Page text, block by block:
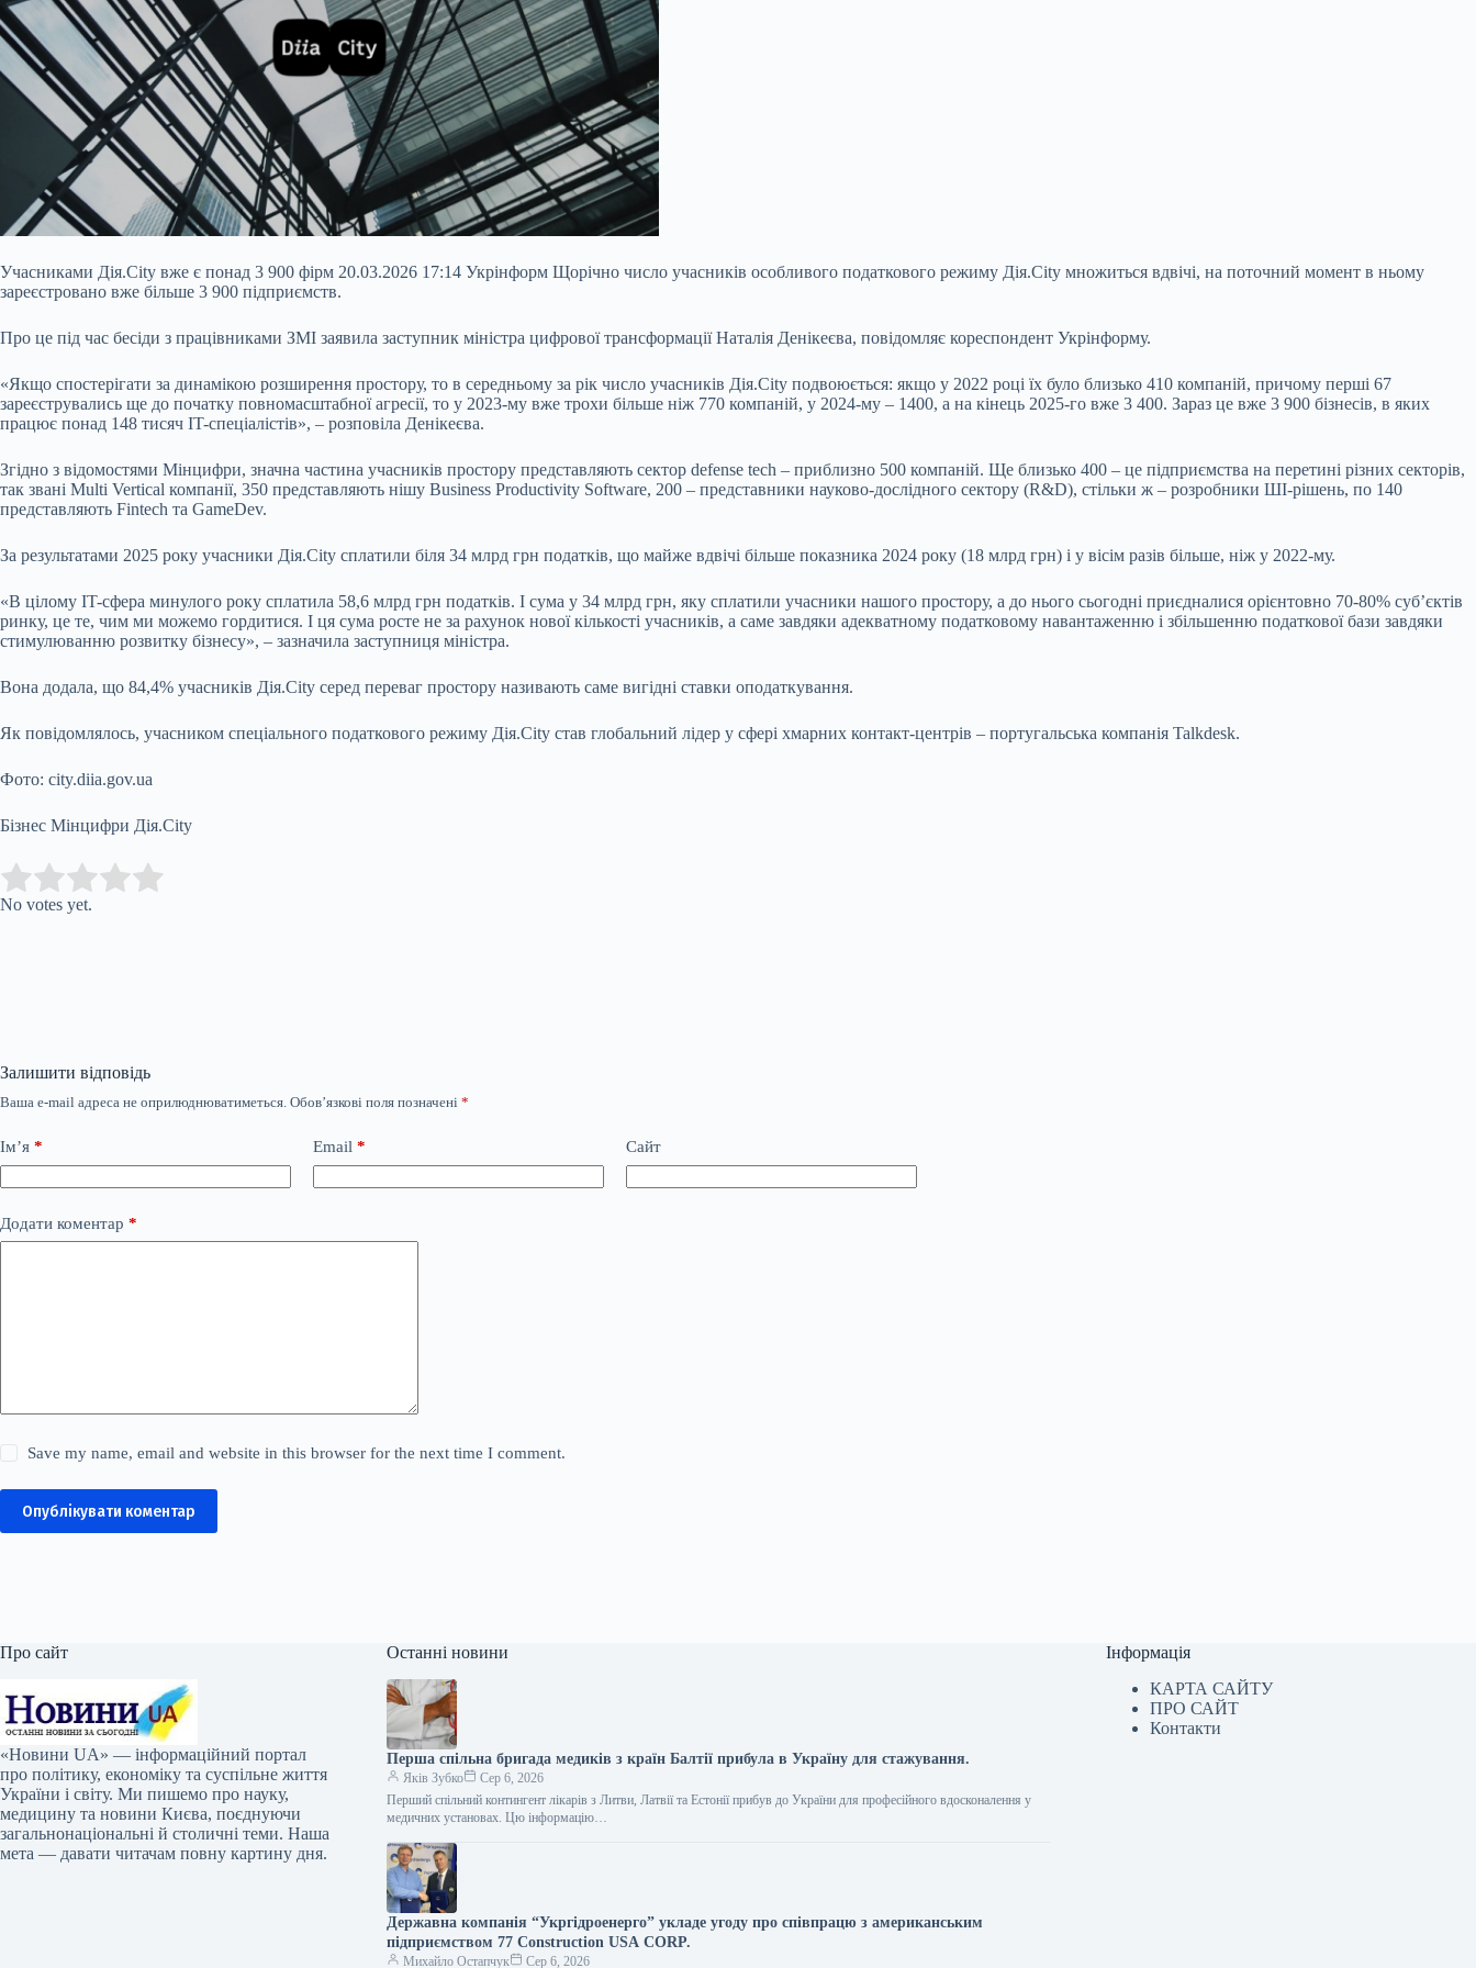
Учасниками Дія.City вже є понад 3 900 фірм 20.03.2026 17:14 Укрінформ Щорічно число учасників особливого податкового режиму Дія.City множиться вдвічі, на поточний момент в ньому
зареєстровано вже більше 3 900 підприємств.
Про це під час бесіди з працівниками ЗМІ заявила заступник міністра цифрової трансформації Наталія Денікеєва, повідомляє кореспондент Укрінформу.
«Якщо спостерігати за динамікою розширення простору, то в середньому за рік число учасників Дія.City подвоюється: якщо у 2022 році їх було близько 410 компаній, причому перші 67
зареєструвались ще до початку повномасштабної агресії, то у 2023-му вже трохи більше ніж 770 компаній, у 2024-му – 1400, а на кінець 2025-го вже 3 400. Зараз це вже 3 900 бізнесів, в яких
працює понад 148 тисяч IT-спеціалістів», – розповіла Денікеєва.
Згідно з відомостями Мінцифри, значна частина учасників простору представляють сектор defense tech – приблизно 500 компаній. Ще близько 400 – це підприємства на перетині різних секторів,
так звані Multi Vertical компанії, 350 представляють нішу Business Productivity Software, 200 – представники науково-дослідного сектору (R&D), стільки ж – розробники ШІ-рішень, по 140
представляють Fintech та GameDev.
За результатами 2025 року учасники Дія.City сплатили біля 34 млрд грн податків, що майже вдвічі більше показника 2024 року (18 млрд грн) і у вісім разів більше, ніж у 2022-му.
«В цілому IT-сфера минулого року сплатила 58,6 млрд грн податків. І сума у 34 млрд грн, яку сплатили учасники нашого простору, а до нього сьогодні приєдналися орієнтовно 70-80% суб’єктів
ринку, це те, чим ми можемо гордитися. І ця сума росте не за рахунок нової кількості учасників, а саме завдяки адекватному податковому навантаженню і збільшенню податкової бази завдяки
стимулюванню розвитку бізнесу», – зазначила заступниця міністра.
Вона додала, що 84,4% учасників Дія.City серед переваг простору називають саме вигідні ставки оподаткування.
Як повідомлялось, учасником спеціального податкового режиму Дія.City став глобальний лідер у сфері хмарних контакт-центрів – португальська компанія Talkdesk.
Фото: city.diia.gov.ua
Бізнес Мінцифри Дія.City
Rate this item:
No votes yet.
Залишити відповідь
Ваша e-mail адреса не оприлюднюватиметься. Обов’язкові поля позначені *
Ім’я * Email * Сайт
Додати коментар *
Save my name, email and website in this browser for the next time I comment.
Опублікувати коментар
Про сайт
«Новини UA» — інформаційний портал
про політику, економіку та суспільне життя
України і світу. Ми пишемо про науку,
медицину та новини Києва, поєднуючи
загальнонаціональні й столичні теми. Наша
мета — давати читачам повну картину дня.
Останні новини
Перша спільна бригада медиків з країн Балтії прибула в Україну для стажування.
Яків Зубко
Сер 6, 2026
Перший спільний контингент лікарів з Литви, Латвії та Естонії прибув до України для професійного вдосконалення у
медичних установах. Цю інформацію…
Державна компанія “Укргідроенерго” укладе угоду про співпрацю з американським
підприємством 77 Construction USA CORP.
Михайло Остапчук Сер 6, 2026
Інформація
КАРТА САЙТУ
ПРО САЙТ
Контакти